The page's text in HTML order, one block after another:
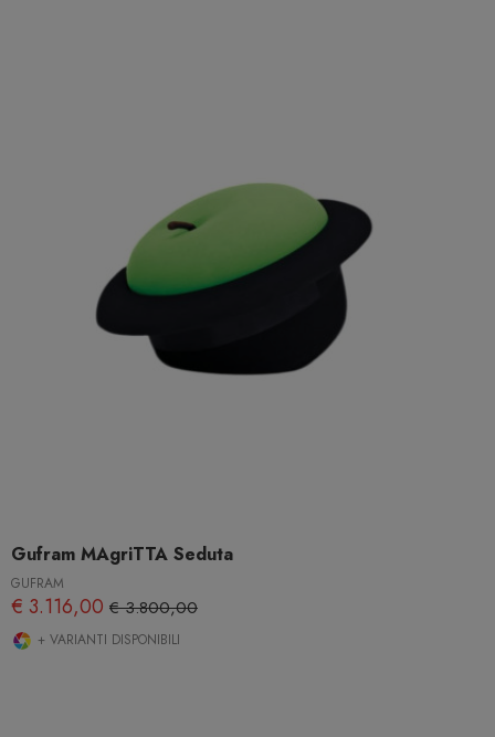
Gufram MAgriTTA Seduta
GUFRAM
€ 3.116,00 € 3.800,00
+ VARIANTI DISPONIBILI